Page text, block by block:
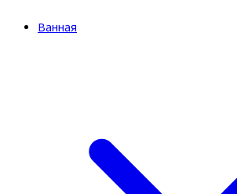
Ванная